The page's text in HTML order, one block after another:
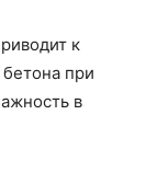
к
при
в